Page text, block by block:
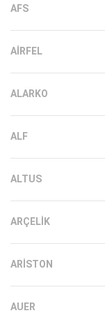
AFS
AIRFEL
ALARKO
ALF
ALTUS
ARÇELIK
ARISTON
AUER